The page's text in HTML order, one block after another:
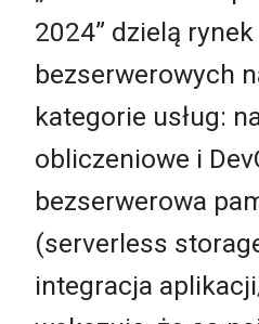
2024” dzielą
bezserwerowych
kategorie usług:
obliczeniowe i
bezserwerowa
(serverless
integracja